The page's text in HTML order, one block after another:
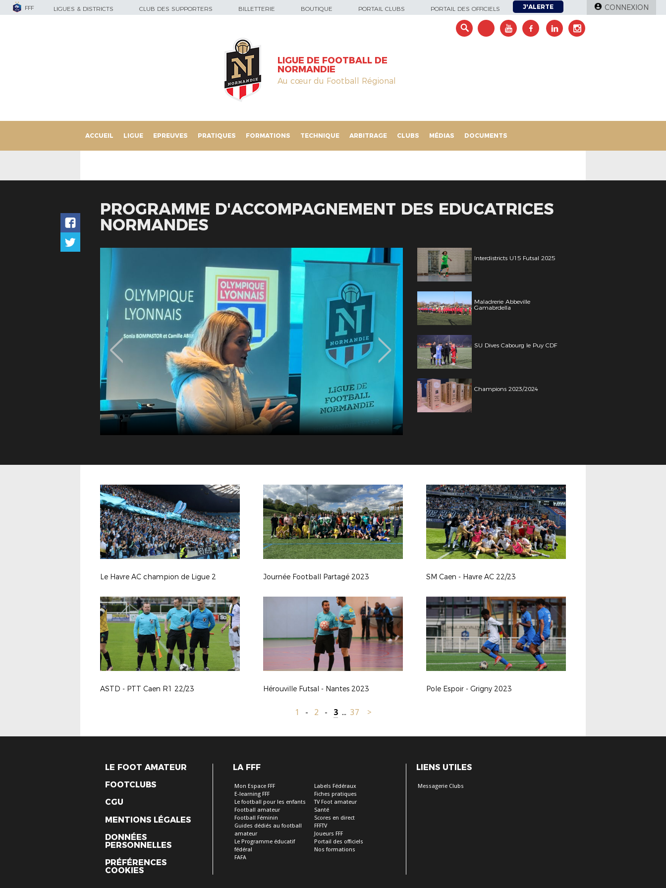
FFF LIGUES & DISTRICTS CLUB DES SUPPORTERS BILLETTERIE BOUTIQUE PORTAIL CLUBS PORTAIL DES OFFICIELS J'ALERTE CONNEXION
LIGUE DE FOOTBALL DE
NORMANDIE
Au cœur du Football Régional
ACCUEIL LIGUE EPREUVES PRATIQUES FORMATIONS TECHNIQUE ARBITRAGE CLUBS MÉDIAS DOCUMENTS
PROGRAMME D'ACCOMPAGNEMENT DES EDUCATRICES
NORMANDES
Interdistricts U15 Futsal 2025
Maladrerie Abbeville
Gamabrdella
SU Dives Cabourg le Puy CDF
Champions 2023/2024
Le Havre AC champion de Ligue 2 Journée Football Partagé 2023 SM Caen - Havre AC 22/23
ASTD - PTT Caen R1 22/23 Hérouville Futsal - Nantes 2023 Pole Espoir - Grigny 2023
1 - 2 - 3 ... 37 >
LE FOOT AMATEUR
FOOTCLUBS
CGU
MENTIONS LÉGALES
DONNÉES
PERSONNELLES
PRÉFÉRENCES
COOKIES
LA FFF
Mon Espace FFF
E-learning FFF
Le football pour les enfants
Football amateur
Football Féminin
Guides dédiés au football
amateur
Le Programme éducatif
fédéral
FAFA
Labels Fédéraux
Fiches pratiques
TV Foot amateur
Santé
Scores en direct
FFFTV
Joueurs FFF
Portail des officiels
Nos formations
LIENS UTILES
Messagerie Clubs